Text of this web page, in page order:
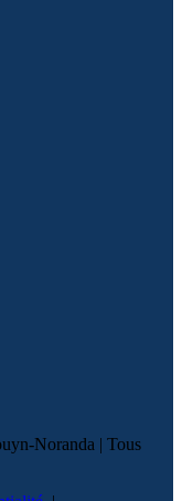
Noranda | Tous